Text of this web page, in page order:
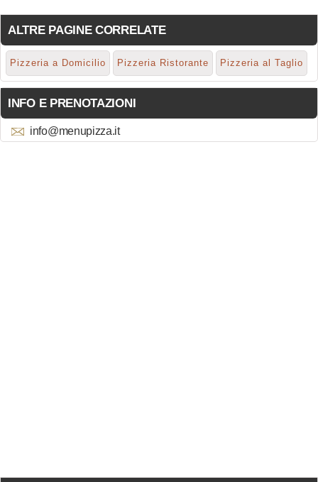
ALTRE PAGINE CORRELATE
Pizzeria a Domicilio Pizzeria Ristorante Pizzeria al Taglio
INFO E PRENOTAZIONI
info@menupizza.it